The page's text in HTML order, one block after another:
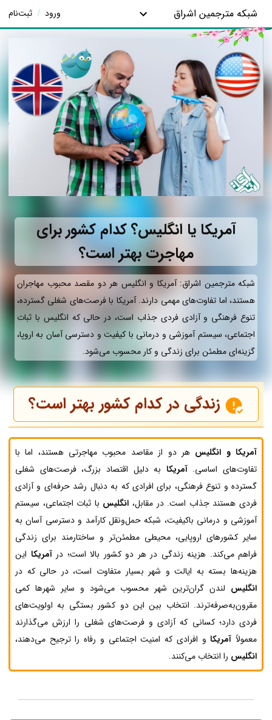
شبکه مترجمین اشراق ورود / ثبت‌نام
آمریکا یا انگلیس؟ کدام کشور برای
مهاجرت بهتر است؟
شبکه مترجمین اشراق: آمریکا و انگلیس هر دو مقصد محبوب مهاجران
هستند، اما تفاوت‌های مهمی دارند. آمریکا با فرصت‌های شغلی گسترده،
تنوع فرهنگی و آزادی فردی جذاب است، در حالی که انگلیس با ثبات
اجتماعی، سیستم آموزشی و درمانی با کیفیت و دسترسی آسان به اروپا،
گزینه‌ای مطمئن برای زندگی و کار محسوب می‌شود.
زندگی در کدام کشور بهتر است؟
آمریکا و انگلیس هر دو از مقاصد محبوب مهاجرتی هستند، اما با
تفاوت‌های اساسی.آمریکا به دلیل اقتصاد بزرگ، فرصت‌های شغلی
گسترده و تنوع فرهنگی، برای افرادی که به دنبال رشد حرفه‌ای و آزادی
فردی هستند جذاب است. در مقابل، انگلیس با ثبات اجتماعی، سیستم
آموزشی و درمانی باکیفیت، شبکه حمل‌ونقل کارآمد و دسترسی آسان به
سایر کشورهای اروپایی، محیطی مطمئن‌تر و ساختارمند برای زندگی
فراهم می‌کند. هزینه زندگی در هر دو کشور بالا است؛ درآمریکا این
هزینه‌ها بسته به ایالت و شهر بسیار متفاوت است، در حالی که در
انگلیس لندن گران‌ترین شهر محسوب می‌شود و سایر شهرها کمی
مقرون‌به‌صرفه‌ترند. انتخاب بین این دو کشور بستگی به اولویت‌های
فردی دارد؛ کسانی که آزادی و فرصت‌های شغلی را ارزش می‌گذارند
معمولاً آمریکا و افرادی که امنیت اجتماعی و رفاه را ترجیح می‌دهند،
انگلیس را انتخاب می‌کنند.